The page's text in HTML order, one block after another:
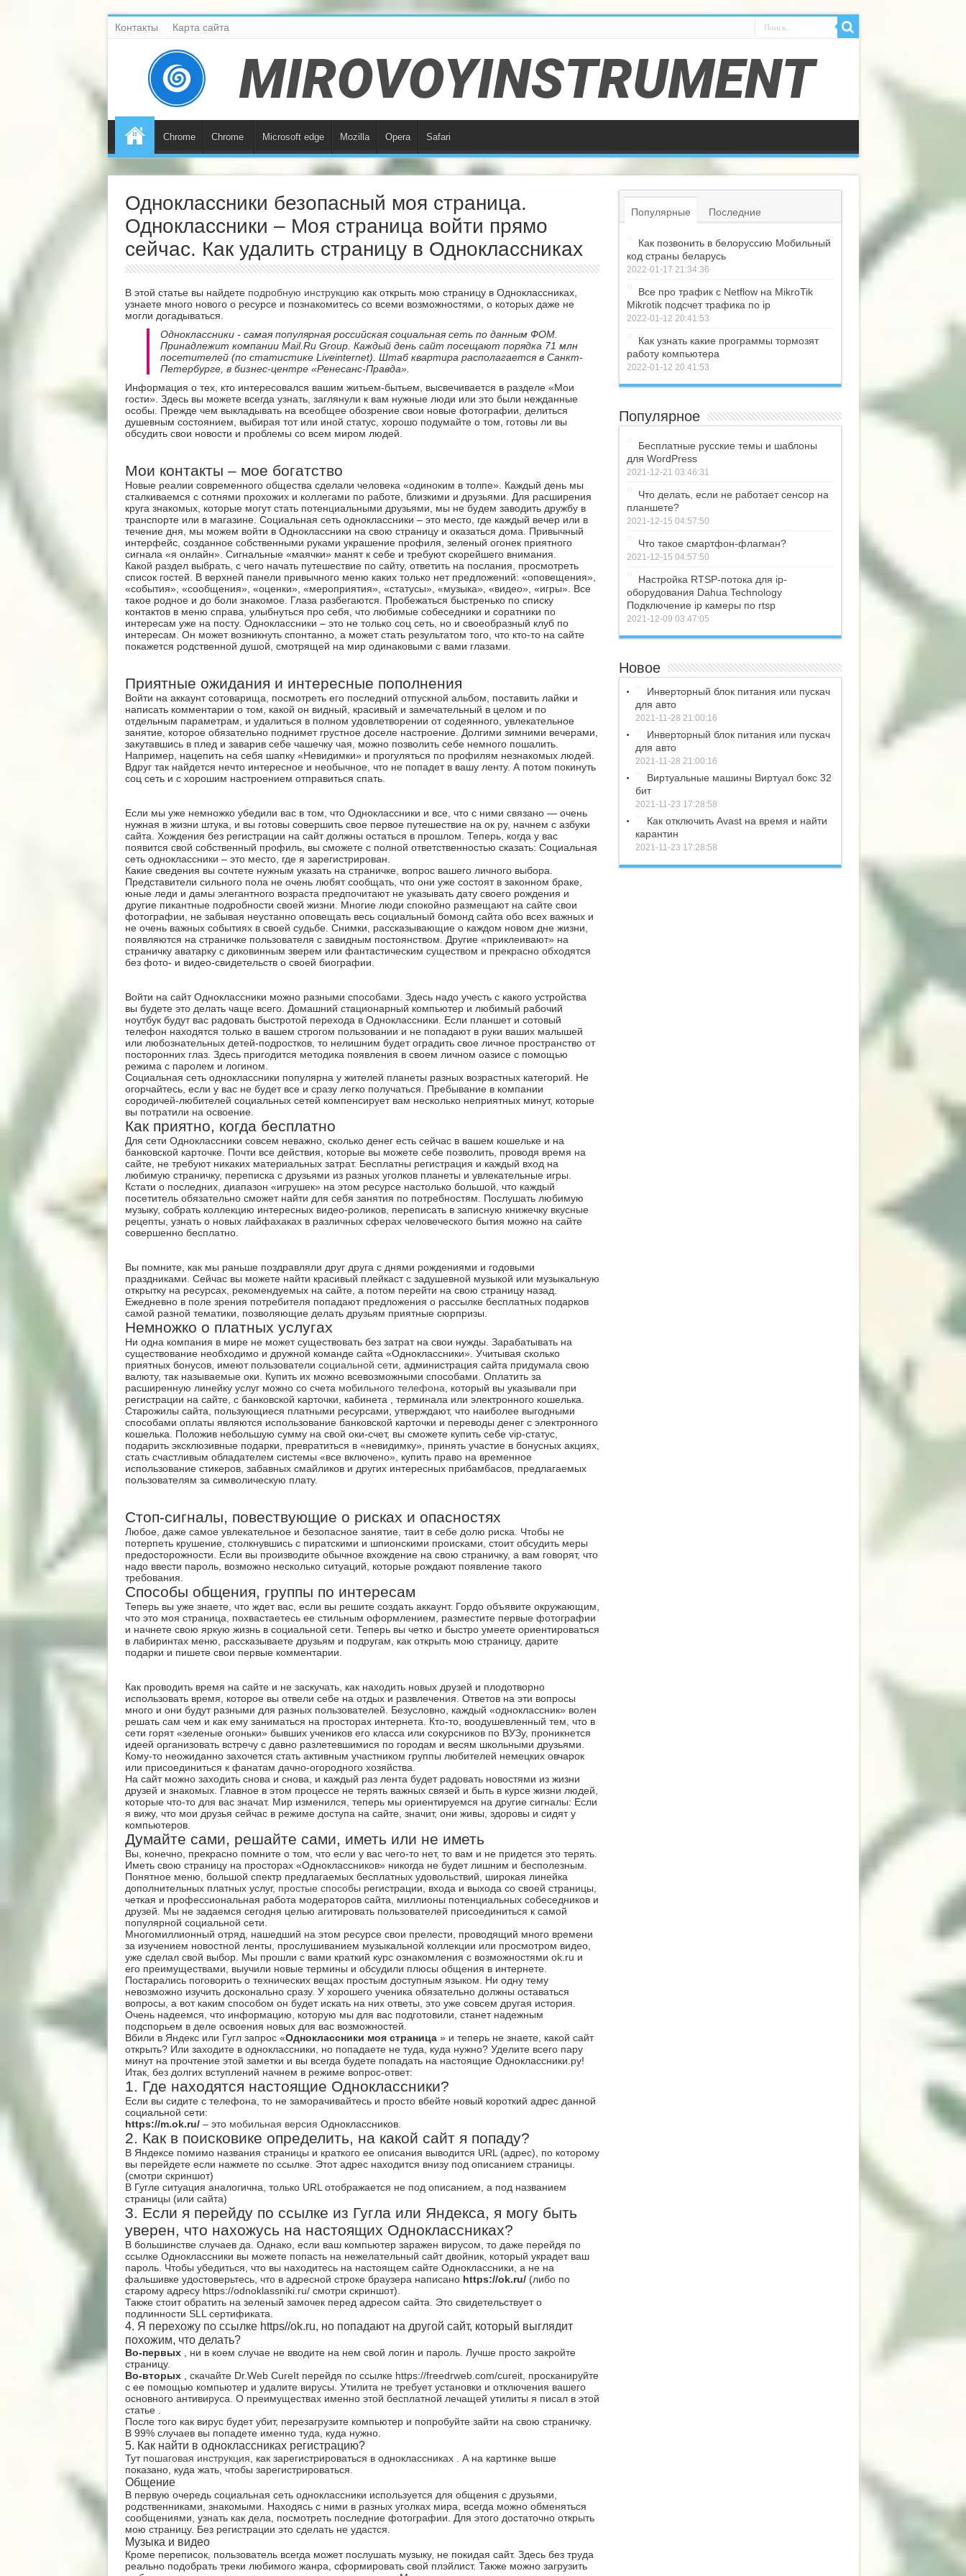
Контакты Карта сайта
Chrome Chrome Microsoft edge Mozilla Opera Safari
Одноклассники безопасный моя страница.
Одноклассники – Моя страница войти прямо
сейчас. Как удалить страницу в Одноклассниках
В этой статье вы найдете подробную инструкцию как открыть мою страницу в Одноклассниках,
узнаете много нового о ресурсе и познакомитесь со всеми возможностями, о которых даже не
могли догадываться.
Одноклассники - самая популярная российская социальная сеть по данным ФОМ.
Принадлежит компании Mail.Ru Group. Каждый день сайт посещают порядка 71 млн
посетителей (по статистике Liveinternet). Штаб квартира располагается в Санкт-
Петербурге, в бизнес-центре «Ренесанс-Правда».
Информация о тех, кто интересовался вашим житьем-бытьем, высвечивается в разделе «Мои
гости». Здесь вы можете всегда узнать, заглянули к вам нужные люди или это были нежданные
особы. Прежде чем выкладывать на всеобщее обозрение свои новые фотографии, делиться
душевным состоянием, выбирая тот или иной статус, хорошо подумайте о том, готовы ли вы
обсудить свои новости и проблемы со всем миром людей.
Мои контакты – мое богатство
Новые реалии современного общества сделали человека «одиноким в толпе». Каждый день мы
сталкиваемся с сотнями прохожих и коллегами по работе, близкими и друзьями. Для расширения
круга знакомых, которые могут стать потенциальными друзьями, мы не будем заводить дружбу в
транспорте или в магазине. Социальная сеть одноклассники – это место, где каждый вечер или в
течение дня, мы можем войти в Одноклассники на свою страницу и оказаться дома. Привычный
интерфейс, созданное собственными руками украшение профиля, зеленый огонек приятного
сигнала «я онлайн». Сигнальные «маячки» манят к себе и требуют скорейшего внимания.
Какой раздел выбрать, с чего начать путешествие по сайту, ответить на послания, просмотреть
список гостей. В верхней панели привычного меню каких только нет предложений: «оповещения»,
«события», «сообщения», «оценки», «мероприятия», «статусы», «музыка», «видео», «игры». Все
такое родное и до боли знакомое. Глаза разбегаются. Пробежаться быстренько по списку
контактов в меню справа, улыбнуться про себя, что любимые собеседники и соратники по
интересам уже на посту. Одноклассники – это не только соц сеть, но и своеобразный клуб по
интересам. Он может возникнуть спонтанно, а может стать результатом того, что кто-то на сайте
покажется родственной душой, смотрящей на мир одинаковыми с вами глазами.
Приятные ожидания и интересные пополнения
Войти на аккаунт сотоварища, посмотреть его последний отпускной альбом, поставить лайки и
написать комментарии о том, какой он видный, красивый и замечательный в целом и по
отдельным параметрам, и удалиться в полном удовлетворении от содеянного, увлекательное
занятие, которое обязательно поднимет грустное доселе настроение. Долгими зимними вечерами,
закутавшись в плед и заварив себе чашечку чая, можно позволить себе немного пошалить.
Например, нацепить на себя шапку «Невидимки» и прогуляться по профилям незнакомых людей.
Вдруг так найдется нечто интересное и необычное, что не попадет в вашу ленту. А потом покинуть
соц сеть и с хорошим настроением отправиться спать.
Если мы уже немножко убедили вас в том, что Одноклассники и все, что с ними связано — очень
нужная в жизни штука, и вы готовы совершить свое первое путешествие на ок ру, начнем с азбуки
сайта. Хождения без регистрации на сайт должны остаться в прошлом. Теперь, когда у вас
появится свой собственный профиль, вы сможете с полной ответственностью сказать: Социальная
сеть одноклассники – это место, где я зарегистрирован.
Какие сведения вы сочтете нужным указать на страничке, вопрос вашего личного выбора.
Представители сильного пола не очень любят сообщать, что они уже состоят в законном браке,
юные леди и дамы элегантного возраста предпочитают не указывать дату своего рождения и
другие пикантные подробности своей жизни. Многие люди спокойно размещают на сайте свои
фотографии, не забывая неустанно оповещать весь социальный бомонд сайта обо всех важных и
не очень важных событиях в своей судьбе. Снимки, рассказывающие о каждом новом дне жизни,
появляются на страничке пользователя с завидным постоянством. Другие «приклеивают» на
страничку аватарку с диковинным зверем или фантастическим существом и прекрасно обходятся
без фото- и видео-свидетельств о своей биографии.
Войти на сайт Одноклассники можно разными способами. Здесь надо учесть с какого устройства
вы будете это делать чаще всего. Домашний стационарный компьютер и любимый рабочий
ноутбук будут вас радовать быстротой перехода в Одноклассники. Если планшет и сотовый
телефон находятся только в вашем строгом пользовании и не попадают в руки ваших малышей
или любознательных детей-подростков, то нелишним будет оградить свое личное пространство от
посторонних глаз. Здесь пригодится методика появления в своем личном оазисе с помощью
режима с паролем и логином.
Социальная сеть одноклассники популярна у жителей планеты разных возрастных категорий. Не
огорчайтесь, если у вас не будет все и сразу легко получаться. Пребывание в компании
сородичей-любителей социальных сетей компенсирует вам несколько неприятных минут, которые
вы потратили на освоение.
Как приятно, когда бесплатно
Для сети Одноклассники совсем неважно, сколько денег есть сейчас в вашем кошельке и на
банковской карточке. Почти все действия, которые вы можете себе позволить, проводя время на
сайте, не требуют никаких материальных затрат. Бесплатны регистрация и каждый вход на
любимую страничку, переписка с друзьями из разных уголков планеты и увлекательные игры.
Кстати о последних, диапазон «игрушек» на этом ресурсе настолько большой, что каждый
посетитель обязательно сможет найти для себя занятия по потребностям. Послушать любимую
музыку, собрать коллекцию интересных видео-роликов, переписать в записную книжечку вкусные
рецепты, узнать о новых лайфахаках в различных сферах человеческого бытия можно на сайте
совершенно бесплатно.
Вы помните, как мы раньше поздравляли друг друга с днями рождениями и годовыми
праздниками. Сейчас вы можете найти красивый плейкаст с задушевной музыкой или музыкальную
открытку на ресурсах, рекомендуемых на сайте, а потом перейти на свою страницу назад.
Ежедневно в поле зрения потребителя попадают предложения о рассылке бесплатных подарков
самой разной тематики, позволяющие делать друзьям приятные сюрпризы.
Немножко о платных услугах
Ни одна компания в мире не может существовать без затрат на свои нужды. Зарабатывать на
существование необходимо и дружной команде сайта «Одноклассники». Учитывая сколько
приятных бонусов, имеют пользователи социальной сети , администрация сайта придумала свою
валюту, так называемые оки. Купить их можно всевозможными способами. Оплатить за
расширенную линейку услуг можно со счета мобильного телефона , который вы указывали при
регистрации на сайте, с банковской карточки, кабинета , терминала или электронного кошелька.
Старожилы сайта, пользующиеся платными ресурсами, утверждают, что наиболее выгодными
способами оплаты являются использование банковской карточки и переводы денег с электронного
кошелька. Положив небольшую сумму на свой оки-счет, вы сможете купить себе vip-статус,
подарить эксклюзивные подарки, превратиться в «невидимку», принять участие в бонусных акциях,
стать счастливым обладателем системы «все включено», купить право на временное
использование стикеров, забавных смайликов и других интересных прибамбасов, предлагаемых
пользователям за символическую плату.
Стоп-сигналы, повествующие о рисках и опасностях
Любое, даже самое увлекательное и безопасное занятие, таит в себе долю риска. Чтобы не
потерпеть крушение, столкнувшись с пиратскими и шпионскими происками, стоит обсудить меры
предосторожности. Если вы производите обычное вхождение на свою страничку, а вам говорят, что
надо ввести пароль, возможно несколько ситуаций, которые рождают появление такого
требования.
Способы общения, группы по интересам
Теперь вы уже знаете, что ждет вас, если вы решите создать аккаунт. Гордо объявите окружающим,
что это моя страница, похвастаетесь ее стильным оформлением, разместите первые фотографии
и начнете свою яркую жизнь в социальной сети. Теперь вы четко и быстро умеете ориентироваться
в лабиринтах меню, рассказываете друзьям и подругам, как открыть мою страницу, дарите
подарки и пишете свои первые комментарии.
Как проводить время на сайте и не заскучать, как находить новых друзей и плодотворно
использовать время, которое вы отвели себе на отдых и развлечения. Ответов на эти вопросы
много и они будут разными для разных пользователей. Безусловно, каждый «одноклассник» волен
решать сам чем и как ему заниматься на просторах интернета. Кто-то, воодушевленный тем, что в
сети горят «зеленые огоньки» бывших учеников его класса или сокурсников по ВУЗу, проникнется
идеей организовать встречу с давно разлетевшимися по городам и весям школьными друзьями.
Кому-то неожиданно захочется стать активным участником группы любителей немецких овчарок
или присоединиться к фанатам дачно-огородного хозяйства.
На сайт можно заходить снова и снова, и каждый раз лента будет радовать новостями из жизни
друзей и знакомых. Главное в этом процессе не терять важных связей и быть в курсе жизни людей,
которые что-то для вас значат. Мир изменился, теперь мы ориентируемся на другие сигналы: Если
я вижу, что мои друзья сейчас в режиме доступа на сайте, значит, они живы, здоровы и сидят у
компьютеров.
Думайте сами, решайте сами, иметь или не иметь
Вы, конечно, прекрасно помните о том, что если у вас чего-то нет, то вам и не придется это терять.
Иметь свою страницу на просторах «Одноклассников» никогда не будет лишним и бесполезным.
Понятное меню, большой спектр предлагаемых бесплатных удовольствий, широкая линейка
дополнительных платных услуг, простые способы регистрации, входа и выхода со своей страницы,
четкая и профессиональная работа модераторов сайта, миллионы потенциальных собеседников и
друзей. Мы не задаемся сегодня целью агитировать пользователей присоединиться к самой
популярной социальной сети.
Многомиллионный отряд, нашедший на этом ресурсе свои прелести, проводящий много времени
за изучением новостной ленты, прослушиванием музыкальной коллекции или просмотром видео,
уже сделал свой выбор. Мы прошли с вами краткий курс ознакомления с возможностями ok.ru и
его преимуществами, выучили новые термины и обсудили плюсы общения в интернете.
Постарались поговорить о технических вещах простым доступным языком. Ни одну тему
невозможно изучить досконально сразу. У хорошего ученика обязательно должны оставаться
вопросы, а вот каким способом он будет искать на них ответы, это уже совсем другая история.
Очень надеемся, что информацию, которую мы для вас подготовили, станет надежным
подспорьем в деле освоения новых для вас возможностей.
Вбили в Яндекс или Гугл запрос «Одноклассники моя страница » и теперь не знаете, какой сайт
открыть? Или заходите в одноклассники, но попадаете не туда, куда нужно? Уделите всего пару
минут на прочтение этой заметки и вы всегда будете попадать на настоящие Одноклассники.ру!
Итак, без долгих вступлений начнем в режиме вопрос-ответ:
1. Где находятся настоящие Одноклассники?
Если вы сидите с телефона, то не заморачивайтесь и просто вбейте новый короткий адрес данной
социальной сети:
https://m.ok.ru/ – это мобильная версия Одноклассников.
2. Как в поисковике определить, на какой сайт я попаду?
В Яндексе помимо названия страницы и краткого ее описания выводится URL (адрес), по которому
вы перейдете если нажмете по ссылке. Этот адрес находится внизу под описанием страницы.
(смотри скриншот)
В Гугле ситуация аналогична, только URL отображается не под описанием, а под названием
страницы (или сайта)
3. Если я перейду по ссылке из Гугла или Яндекса, я могу быть
уверен, что нахожусь на настоящих Одноклассниках?
В большинстве случаев да. Однако, если ваш компьютер заражен вирусом, то даже перейдя по
ссылке Одноклассники вы можете попасть на нежелательный сайт двойник, который украдет ваш
пароль. Чтобы убедиться, что вы находитесь на настоящем сайте Одноклассники, а не на
фальшивке удостоверьтесь, что в адресной строке браузера написано https://ok.ru/ (либо по
старому адресу https://odnoklassniki.ru/ смотри скриншот).
Также стоит обратить на зеленый замочек перед адресом сайта. Это свидетельствует о
подлинности SLL сертификата.
4. Я перехожу по ссылке https//ok.ru, но попадают на другой сайт, который выглядит
похожим, что делать?
Во-первых
, ни в коем случае не вводите на нем свой логин и пароль. Лучше просто закройте
страницу.
Во-вторых
, скачайте Dr.Web CureIt перейдя по ссылке https://freedrweb.com/cureit, просканируйте
с ее помощью компьютер и удалите вирусы. Утилита не требует установки и отключения вашего
основного антивируса. О преимуществах именно этой бесплатной лечащей утилиты я писал в этой
статье .
После того как вирус будет убит, перезагрузите компьютер и попробуйте зайти на свою страничку.
В 99% случаев вы попадете именно туда, куда нужно.
5. Как найти в одноклассниках регистрацию?
Тут пошаговая инструкция , как зарегистрироваться в одноклассниках . А на картинке выше
показано, куда жать, чтобы зарегистрироваться.
Общение
В первую очередь социальная сеть одноклассники используется для общения с друзьями,
родственниками, знакомыми. Находясь с ними в разных уголках мира, всегда можно обменяться
сообщениями, узнать как дела, посмотреть последние фотографии. Для этого достаточно открыть
мою страницу. Без регистрации это сделать не удастся.
Музыка и видео
Кроме переписок, пользователь всегда может послушать музыку, не покидая сайт. Здесь без труда
реально подобрать треки любимого жанра, сформировать свой плэйлист. Также можно загрузить
Популярные Последние
Как позвонить в белоруссию Мобильный
код страны беларусь
2022-01-17 21:34:36
Все про трафик с Netflow на MikroTik
Mikrotik подсчет трафика по ip
2022-01-12 20:41:53
Как узнать какие программы тормозят
работу компьютера
2022-01-12 20:41:53
Популярное
Бесплатные русские темы и шаблоны
для WordPress
2021-12-21 03:46:31
Что делать, если не работает сенсор на
планшете?
2021-12-15 04:57:50
Что такое смартфон-флагман?
2021-12-15 04:57:50
Настройка RTSP-потока для ip-
оборудования Dahua Technology
Подключение ip камеры по rtsp
2021-12-09 03:47:05
Новое
Инверторный блок питания или пускач
для авто
2021-11-28 21:00:16
Инверторный блок питания или пускач
для авто
2021-11-28 21:00:16
Виртуальные машины Виртуал бокс 32
бит
2021-11-23 17:28:58
Как отключить Avast на время и найти
карантин
2021-11-23 17:28:58